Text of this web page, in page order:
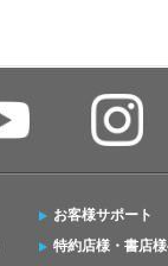
お客様サポート
特約店様・書店